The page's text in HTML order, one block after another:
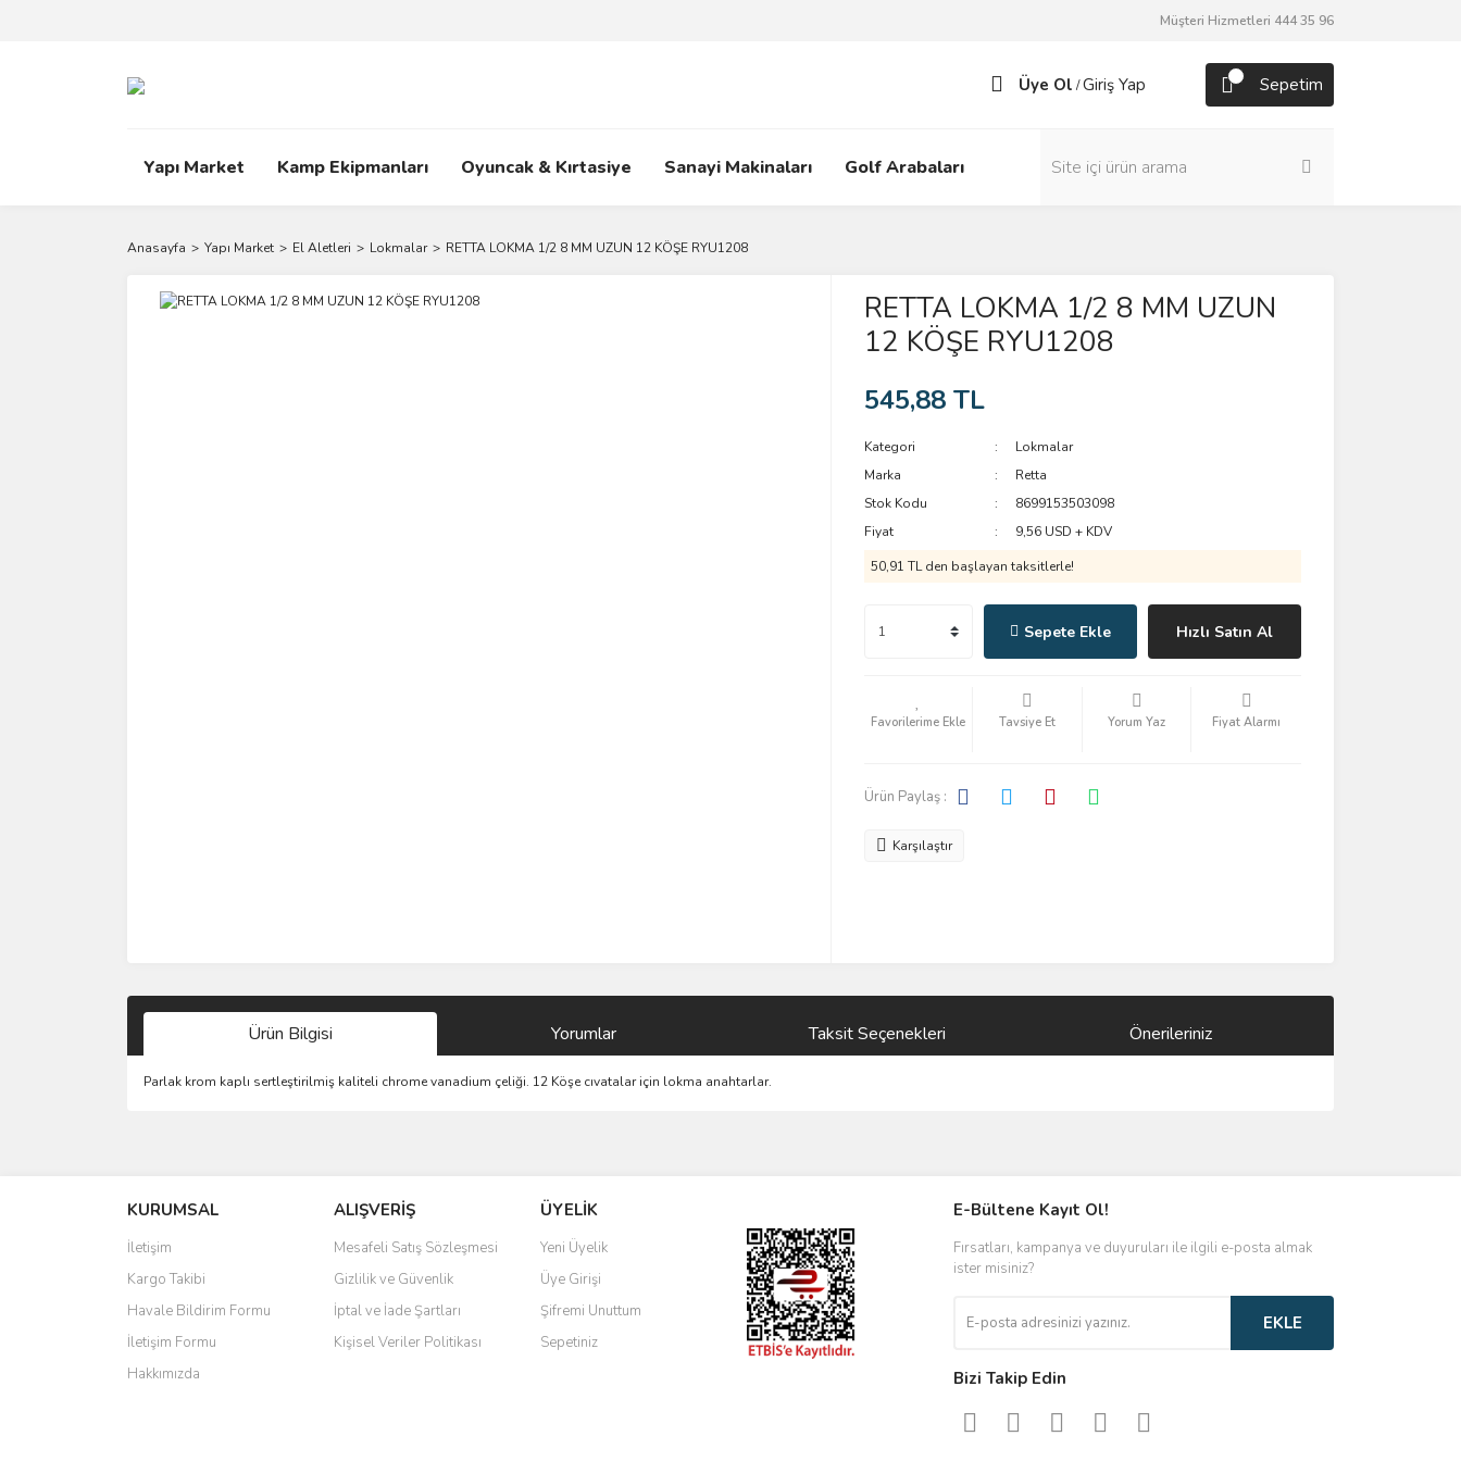
Müşteri Hizmetleri 444 35 96
Üye Ol /Giriş Yap Sepetim
Yapı Market Kamp Ekipmanları Oyuncak & Kırtasiye Sanayi Makinaları Golf Arabaları
Anasayfa Yapı Market El Aletleri Lokmalar RETTA LOKMA 1/2 8 MM UZUN 12 KÖŞE RYU1208
RETTA LOKMA 1/2 8 MM UZUN
12 KÖŞE RYU1208
545,88 TL
Kategori
Lokmalar
Marka
Retta
Stok Kodu
8699153503098
Fiyat
9,56 USD + KDV
50,91 TL den başlayan taksitlerle!
Sepete Ekle Hızlı Satın Al
Tavsiye Et Yorum Yaz Fiyat Alarmı
Ürün Paylaş :
Karşılaştır
Ürün Bilgisi Yorumlar Taksit Seçenekleri Önerileriniz
Parlak krom kaplı sertleştirilmiş kaliteli chrome vanadium çeliği. 12 Köşe cıvatalar için lokma anahtarlar.
Yorum Yaz
Ürün resmi kalitesiz, bozuk veya görüntülenemiyor.
Ürün açıklamasında eksik bilgiler bulunuyor.
Ürün bilgilerinde hatalar bulunuyor.
Ürün fiyatı diğer sitelerden daha pahalı.
Bu ürüne benzer farklı alternatifler olmalı.
KURUMSAL
İletişim
Kargo Takibi
Havale Bildirim Formu
İletişim Formu
Hakkımızda
ALIŞVERİŞ
Mesafeli Satış Sözleşmesi
Gizlilik ve Güvenlik
İptal ve İade Şartları
Kişisel Veriler Politikası
ÜYELİK
Yeni Üyelik
Üye Girişi
Şifremi Unuttum
Sepetiniz
E-Bültene Kayıt Ol!
Fırsatları, kampanya ve duyuruları ile ilgili e-posta almak
ister misiniz?
EKLE
Bizi Takip Edin